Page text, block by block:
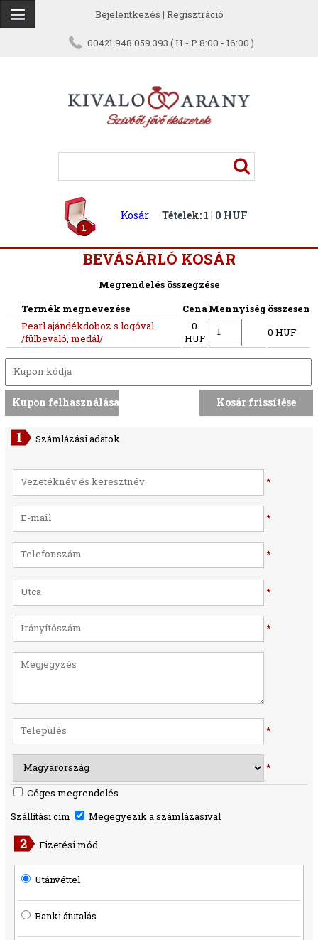
Bejelentkezés | Regisztráció
00421 948 059 393 ( H - P 8:00 - 16:00 )
1
Kosár Tételek: 1 | 0 HUF
BEVÁSÁRLÓ KOSÁR
Megrendelés összegzése
Termék megnevezése
CenaMennyiség összesen
Pearl ajándékdoboz s logóval
/fülbevaló, medál/
0
HUF
0 HUF
Számlázási adatok
*
*
*
*
*
*
*
Céges megrendelés
Szállítási cím
Megegyezik a számlázásival
Fizetési mód
Utánvéttel
Banki átutalás